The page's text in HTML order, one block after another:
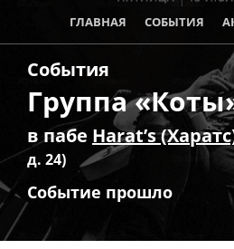
ГЛАВНАЯ СОБЫТИЯ
События
Группа
в пабе Harat’s
д. 24)
Событие прошло